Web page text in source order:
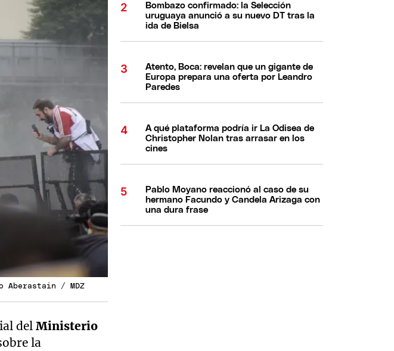
Aberastain / MDZ
delMinisterio
la
Bombazo confirmado: la Selección
uruguaya anunció a su nuevo DT tras la
ida de Bielsa
Atento, Boca: revelan que un gigante de
Europa prepara una oferta por Leandro
Paredes
A qué plataforma podría ir La Odisea de
Christopher Nolan tras arrasar en los
cines
Pablo Moyano reaccionó al caso de su
hermano Facundo y Candela Arizaga con
una dura frase